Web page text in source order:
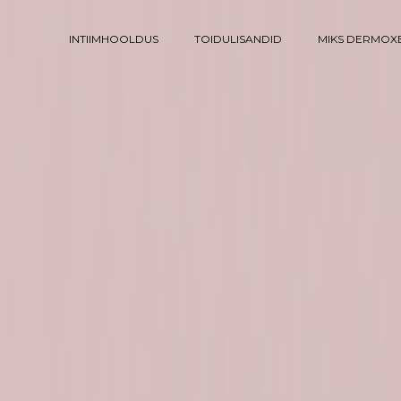
INTIIMHOOLDUS TOIDULISANDID MIKS